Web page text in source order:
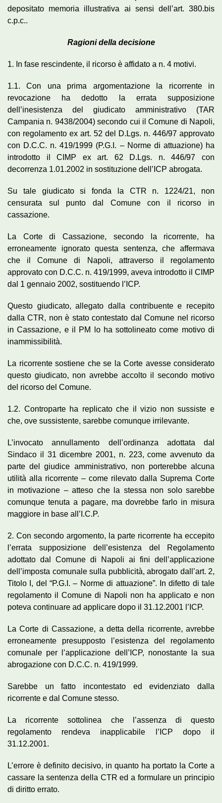
depositato memoria illustrativa ai sensi dell’art. 380.bis
c.p.c..
Ragioni della decisione
1. In fase rescindente, il ricorso è affidato a n. 4 motivi.
1.1. Con una prima argomentazione la ricorrente in
revocazione ha dedotto la errata supposizione
dell’inesistenza del giudicato amministrativo (TAR
Campania n. 9438/2004) secondo cui il Comune di Napoli,
con regolamento ex art. 52 del D.Lgs. n. 446/97 approvato
con D.C.C. n. 419/1999 (P.G.I. – Norme di attuazione) ha
introdotto il CIMP ex art. 62 D.Lgs. n. 446/97 con
decorrenza 1.01.2002 in sostituzione dell’ICP abrogata.
Su tale giudicato si fonda la CTR n. 1224/21, non
censurata sul punto dal Comune con il ricorso in
cassazione.
La Corte di Cassazione, secondo la ricorrente, ha
erroneamente ignorato questa sentenza, che affermava
che il Comune di Napoli, attraverso il regolamento
approvato con D.C.C. n. 419/1999, aveva introdotto il CIMP
dal 1 gennaio 2002, sostituendo l’ICP.
Questo giudicato, allegato dalla contribuente e recepito
dalla CTR, non è stato contestato dal Comune nel ricorso
in Cassazione, e il PM lo ha sottolineato come motivo di
inammissibilità.
La ricorrente sostiene che se la Corte avesse considerato
questo giudicato, non avrebbe accolto il secondo motivo
del ricorso del Comune.
1.2. Controparte ha replicato che il vizio non sussiste e
che, ove sussistente, sarebbe comunque irrilevante.
L’invocato annullamento dell’ordinanza adottata dal
Sindaco il 31 dicembre 2001, n. 223, come avvenuto da
parte del giudice amministrativo, non porterebbe alcuna
utilità alla ricorrente – come rilevato dalla Suprema Corte
in motivazione – atteso che la stessa non solo sarebbe
comunque tenuta a pagare, ma dovrebbe farlo in misura
maggiore in base all’I.C.P.
2. Con secondo argomento, la parte ricorrente ha eccepito
l’errata supposizione dell’esistenza del Regolamento
adottato dal Comune di Napoli ai fini dell’applicazione
dell’imposta comunale sulla pubblicità, abrogato dall’art. 2,
Titolo I, del “P.G.I. – Norme di attuazione”. In difetto di tale
regolamento il Comune di Napoli non ha applicato e non
poteva continuare ad applicare dopo il 31.12.2001 l’ICP.
La Corte di Cassazione, a detta della ricorrente, avrebbe
erroneamente presupposto l’esistenza del regolamento
comunale per l’applicazione dell’ICP, nonostante la sua
abrogazione con D.C.C. n. 419/1999.
Sarebbe un fatto incontestato ed evidenziato dalla
ricorrente e dal Comune stesso.
La ricorrente sottolinea che l’assenza di questo
regolamento rendeva inapplicabile l’ICP dopo il
31.12.2001.
L’errore è definito decisivo, in quanto ha portato la Corte a
cassare la sentenza della CTR ed a formulare un principio
di diritto errato.